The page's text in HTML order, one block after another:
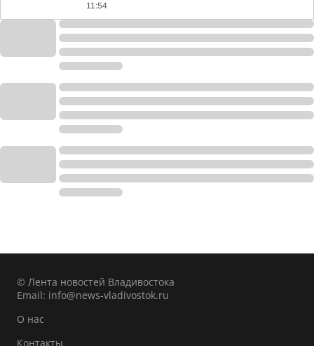
11:54
© Лента новостей Владивостока
Email: info@news-vladivostok.ru
О нас
Контакты